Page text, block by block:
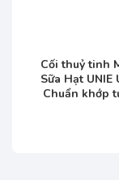
Cối thuỷ tinh
Sữa Hạt UNIE
Chuẩn khớp